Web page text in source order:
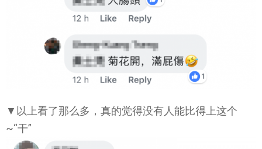
▼以上看了那么多，真的觉得没有人能比得上这个
~“干”